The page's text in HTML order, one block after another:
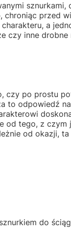
sznurkami,
chroniąc przed
a
czy inne
czy po prostu
to odpowiedź
od tego, z czym
od okazji,
do